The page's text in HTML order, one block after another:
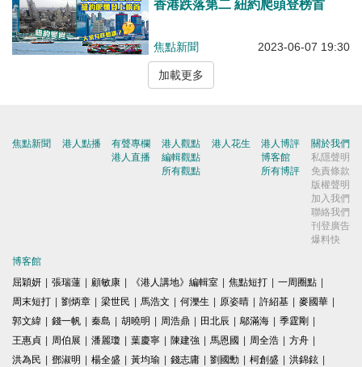
香港跌落第二 紐約爬頭登榜首
焦點新聞 2023-06-07 19:30
加載更多
焦點新聞 港人點播
有聲專欄
港人直播
港人觀點
編輯觀點
所有觀點
港人花生
港人博評
博客館
所有博評
關於我們
私隱聲明
免責條款
版權聲明
加入我們
聯絡我們
刊登廣告
爆料快
博客館
屈穎妍 | 張瑞蓮 | 顧敏康 | 《港人講地》編輯室 | 焦點短打 | 一周圈點 |
周末短打 | 劉炳章 | 梁世民 | 馬浩文 | 何濼生 | 原姿晴 | 許紹基 | 麥國華 |
郭文緯 | 錢一帆 | 秦島 | 胡曉明 | 周浩鼎 | 田北辰 | 鄔滿海 | 季霆剛 |
王惠貞 | 周伯展 | 潘麗瓊 | 葉慶寧 | 陳建強 | 馬恩國 | 周全浩 | 方舟 |
洪為民 | 鄧淑明 | 楊全盛 | 黃均瑜 | 錢志庸 | 劉國勳 | 柯創盛 | 洪錦鉉 |